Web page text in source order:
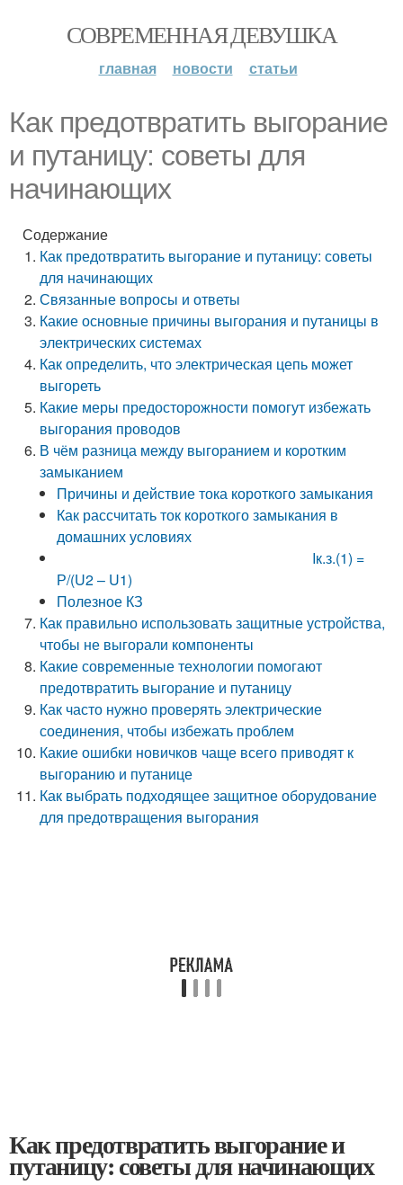
СОВРЕМЕННАЯ ДЕВУШКА
главная новости статьи
Как предотвратить выгорание
и путаницу: советы для
начинающих
Содержание
Как предотвратить выгорание и путаницу: советы
для начинающих
Связанные вопросы и ответы
Какие основные причины выгорания и путаницы в
электрических системах
Как определить, что электрическая цепь может
выгореть
Какие меры предосторожности помогут избежать
выгорания проводов
В чём разница между выгоранием и коротким
замыканием
Причины и действие тока короткого замыкания
Как рассчитать ток короткого замыкания в
домашних условиях
Iк.з.(1) =
Р/(U2 – U1)
Полезное КЗ
Как правильно использовать защитные устройства,
чтобы не выгорали компоненты
Какие современные технологии помогают
предотвратить выгорание и путаницу
Как часто нужно проверять электрические
соединения, чтобы избежать проблем
Какие ошибки новичков чаще всего приводят к
выгоранию и путанице
Как выбрать подходящее защитное оборудование
для предотвращения выгорания
Как предотвратить выгорание и
путаницу: советы для начинающих